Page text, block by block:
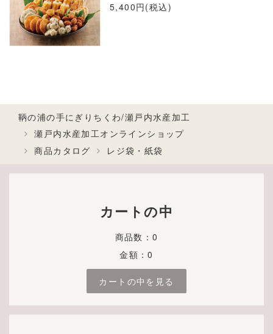
5,400円(税込)
鞆の浦の手にぎりちくわ/瀬戸内水産加工
瀬戸内水産加工オンラインショップ
商品カタログ
レジ袋・紙袋
カートの中
商品数：0
金額：0
カートの中を見る